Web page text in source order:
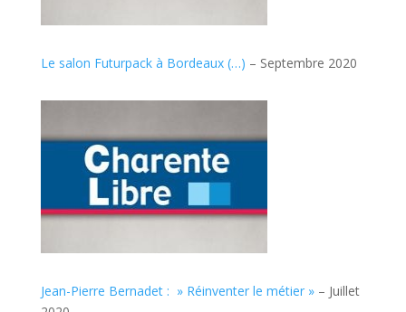
Le salon Futurpack à Bordeaux (…) – Septembre 2020
Jean-Pierre Bernadet : » Réinventer le métier »– Juillet